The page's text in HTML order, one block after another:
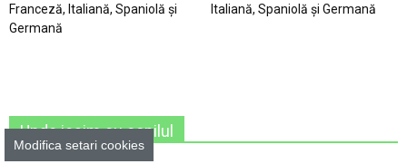
Franceză, Italiană, Spaniolă şi
Germană
Italiană, Spaniolă şi Germană
Unde iesim cu copilul
Modifica setari cookies